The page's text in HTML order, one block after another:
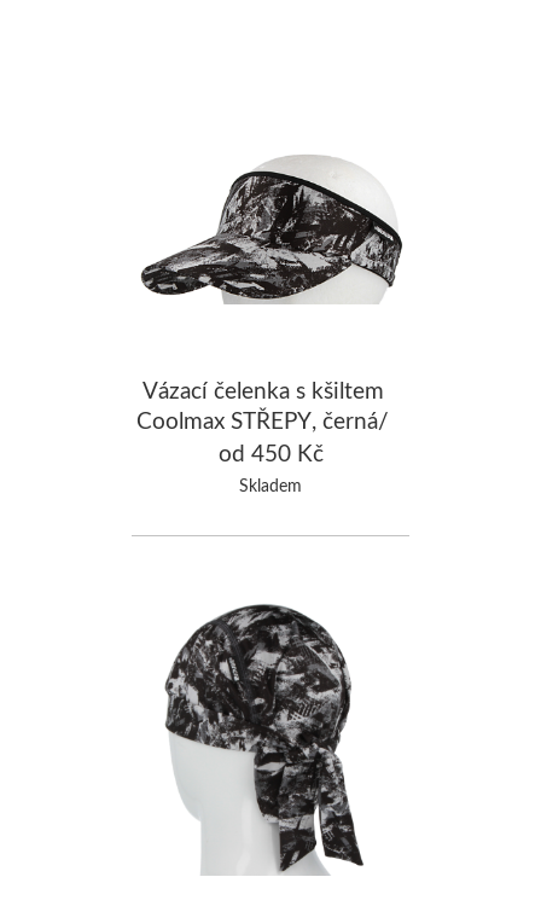
Vázací čelenka s kšiltem
Coolmax STŘEPY, černá/
šedá
od 450 Kč
Skladem